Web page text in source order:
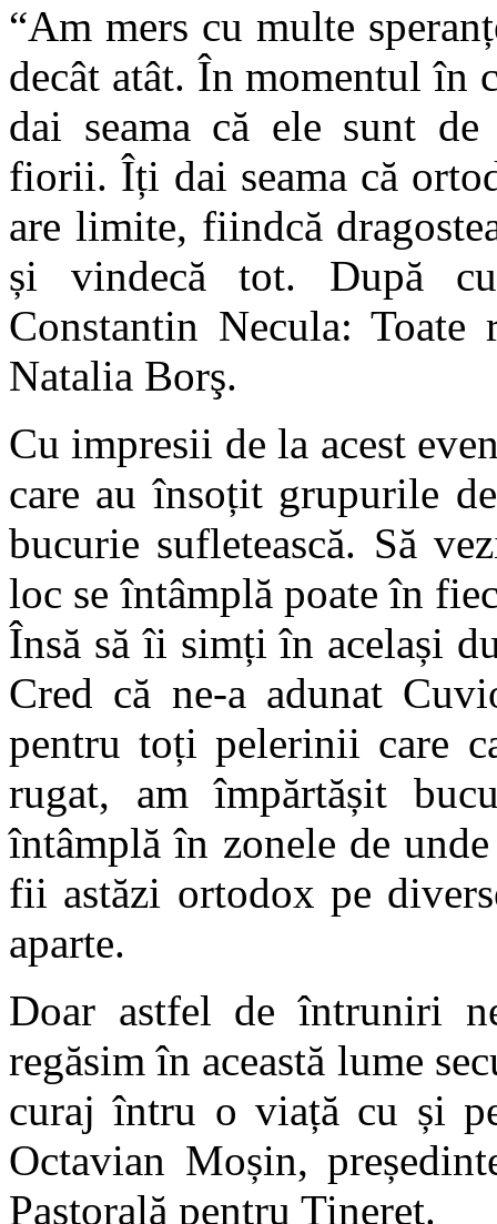
“Am mers cu multe
decât atât. În momentul în
dai seama că ele sunt
fiorii. Îți dai seama că
are limite, fiindcă
și vindecă tot. După
Constantin Necula:
Natalia Borş.
Cu impresii de la acest
care au însoțit grupurile
bucurie sufletească. Să
loc se întâmplă poate în
Însă să îi simți în același
Cred că ne-a adunat
pentru toți pelerinii care
rugat, am împărtășit
întâmplă în zonele de
fii astăzi ortodox pe
aparte.
Doar astfel de întruniri
regăsim în această lume
curaj întru o viață cu și
Octavian Moșin,
Pastorală pentru Tineret.